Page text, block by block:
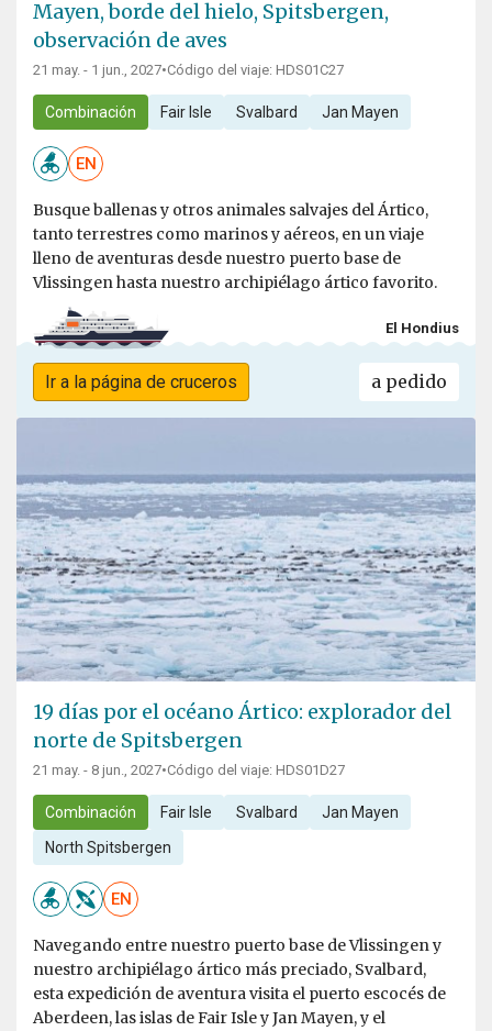
Mayen, borde del hielo, Spitsbergen,
observación de aves
21 may. - 1 jun., 2027•Código del viaje: HDS01C27
Combinación Fair Isle Svalbard Jan Mayen
EN
Busque ballenas y otros animales salvajes del Ártico,
tanto terrestres como marinos y aéreos, en un viaje
lleno de aventuras desde nuestro puerto base de
Vlissingen hasta nuestro archipiélago ártico favorito.
El Hondius
Ir a la página de cruceros a pedido
19 días por el océano Ártico: explorador del
norte de Spitsbergen
21 may. - 8 jun., 2027•Código del viaje: HDS01D27
Combinación Fair Isle Svalbard Jan Mayen
North Spitsbergen
EN
Navegando entre nuestro puerto base de Vlissingen y
nuestro archipiélago ártico más preciado, Svalbard,
esta expedición de aventura visita el puerto escocés de
Aberdeen, las islas de Fair Isle y Jan Mayen, y el